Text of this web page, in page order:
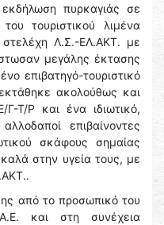
πυρκαγιάς σε
τουριστικού λιμένα
Λ.Σ.-ΕΛ.ΑΚΤ. με
μεγάλης έκτασης
επιβατηγό-τουριστικό
ακολούθως και
Τ/Ρ και ένα ιδιωτικό,
επιβαίνοντες
σκάφους σημαίας
στην υγεία τους, με
από το προσωπικό του
και στη συνέχεια